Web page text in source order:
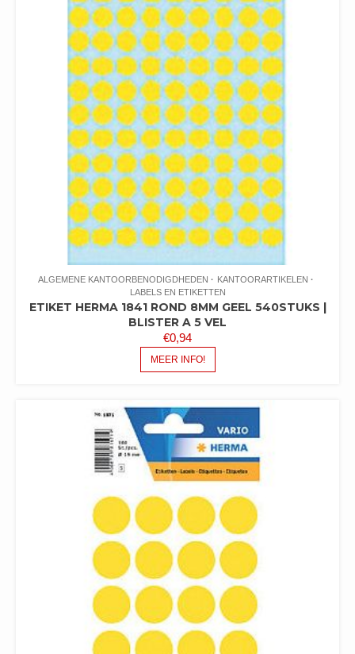
ALGEMENE KANTOORBENODIGDHEDEN
KANTOORARTIKELEN
LABELS EN ETIKETTEN
ETIKET HERMA 1841 ROND 8MM GEEL 540STUKS |
BLISTER A 5 VEL
€0,94
MEER INFO!